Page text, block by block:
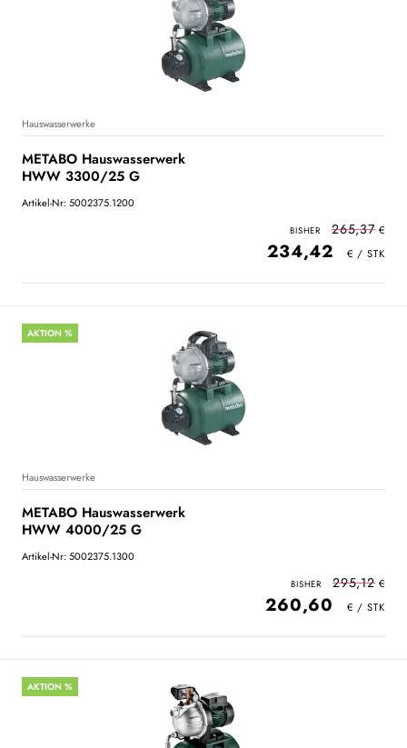
Hauswasserwerke
METABO Hauswasserwerk
HWW 3300/25 G
Artikel-Nr: 5002375.1200
265,37
234,42
AKTION %
Hauswasserwerke
METABO Hauswasserwerk
HWW 4000/25 G
Artikel-Nr: 5002375.1300
295,12
260,60
AKTION %